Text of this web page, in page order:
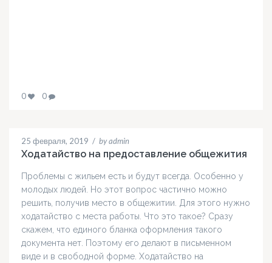
0 0
25 февраля, 2019 / by admin
Ходатайство на предоставление общежития
Проблемы с жильем есть и будут всегда. Особенно у
молодых людей. Но этот вопрос частично можно
решить, получив место в общежитии. Для этого нужно
ходатайство с места работы. Что это такое? Сразу
скажем, что единого бланка оформления такого
документа нет. Поэтому его делают в письменном
виде и в свободной форме. Ходатайство на